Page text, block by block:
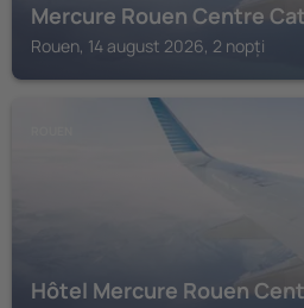
Mercure Rouen Centre
Rouen, 14 august 2026, 2 nopți
Hôtel Mercure Rouen